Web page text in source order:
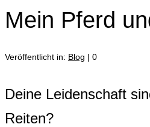
Mein Pferd
Veröffentlicht in: Blog | 0
Deine Leidenschaft
Reiten?